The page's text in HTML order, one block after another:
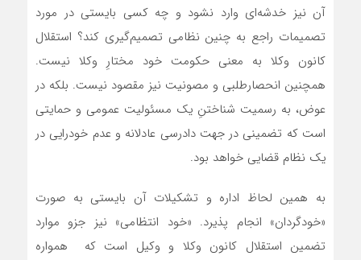
آن نیز خدشه‌ای وارد نشود و چه کسی بایستی در مورد
تصمیمات راجع به چنین نظامی تصمیم‌گیری کند؟ استقلال
کانون وکلا به معنی حکومت خود مختارِ وکلا نیست.
همچنین انحصارطلبی و مصونیت نیز مقصود نیست. بلکه در
عوض، به رسمیت شناختنِ یک مسئولیت عمومی و حمایتی
است که تضمینی در جهت دادرسی عادلانه و عدم خودرایی در
یک نظام قضایی خواهد بود.
به همین لحاظ اداره و تشکیلات آن بایستی به صورت
«خودگردان» انجام پذیرد. «خود انتظامی» نیز جزو موارد
تضمین استقلال کانون وکلا و وکیل است که همواره